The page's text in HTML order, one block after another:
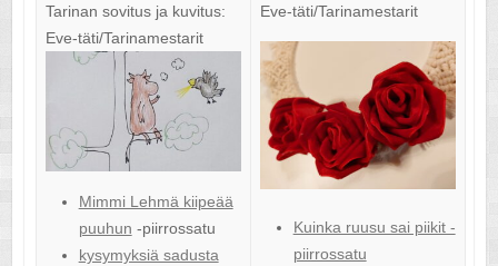
Tarinan sovitus ja kuvitus:
Eve-täti/Tarinamestarit
Mimmi Lehmä kiipeää
puuhun -piirrossatu
kysymyksiä sadusta
Eve-täti/Tarinamestarit
Kuinka ruusu sai piikit -
piirrossatu